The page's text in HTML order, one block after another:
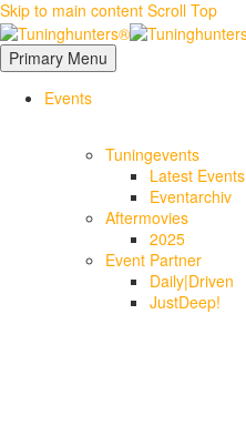
Skip to main content Scroll Top
Primary Menu
Events
Tuningevents
Latest Events
Eventarchiv
Aftermovies
2025
Event Partner
Daily|Driven
JustDeep!